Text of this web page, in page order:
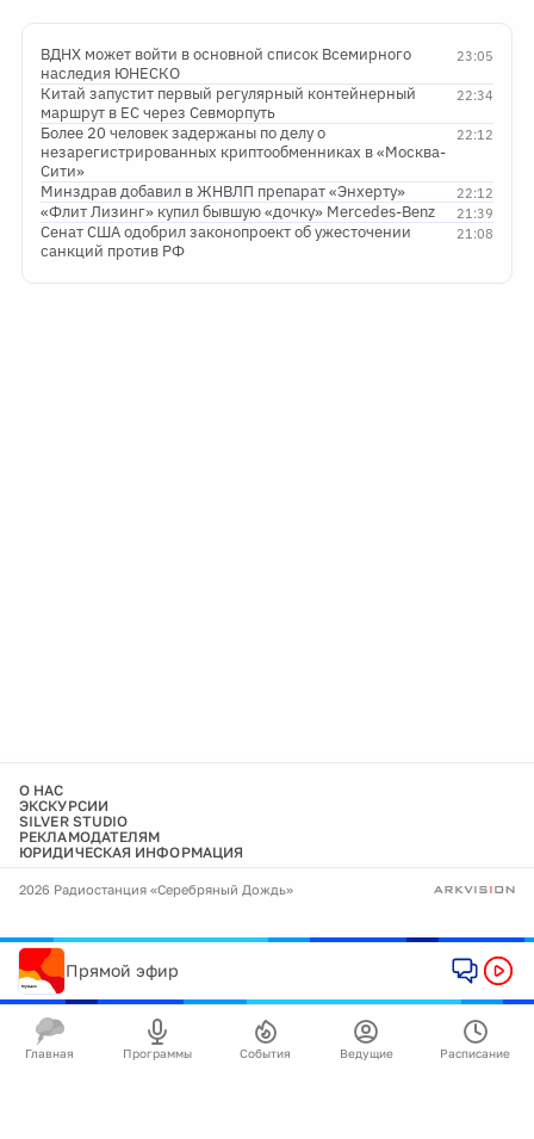
23:05
ВДНХ может войти в основной список Всемирного
наследия ЮНЕСКО
22:34
Китай запустит первый регулярный контейнерный
маршрут в ЕС через Севморпуть
22:12
Более 20 человек задержаны по делу о
незарегистрированных криптообменниках в «Москва-
Сити»
22:12
Минздрав добавил в ЖНВЛП препарат «Энхерту»
21:39
«Флит Лизинг» купил бывшую «дочку» Mercedes-Benz
21:08
Сенат США одобрил законопроект об ужесточении
санкций против РФ
О НАС
ЭКСКУРСИИ
SILVER STUDIO
РЕКЛАМОДАТЕЛЯМ
ЮРИДИЧЕСКАЯ ИНФОРМАЦИЯ
2026 Радиостанция «Серебряный Дождь»
Прямой эфир
Главная Программы События Ведущие Расписание